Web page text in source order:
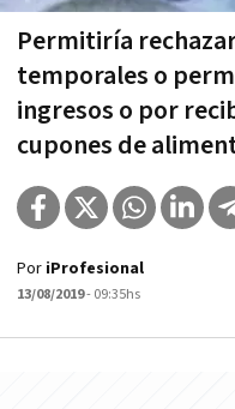
Permitiría
temporales o
ingresos o por
cupones de
Por iProfesional
13/08/2019- 09:35hs